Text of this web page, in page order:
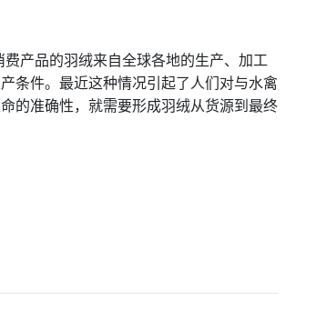
产品的羽绒来自全球各地的生产、加工
条件。最近这种情况引起了人们对与水禽
的准确性，就需要形成羽绒从货源到最终